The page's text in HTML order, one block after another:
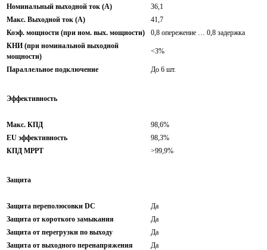
Номинальный выходной ток (A)
36,1
Макс. Выходной ток (A)
41,7
Коэф. мощности (при ном. вых. мощности)
0,8 опережение … 0,8 задержка
КНИ (при номинальной выходной
мощности)
<3%
Параллельное подключение До 6 шт.
Эффективность
Макс. КПД
98,6%
EU эффективность
98,3%
КПД MPPT
>99,9%
Защита
Защита переполюсовки DC
Да
Защита от короткого замыкания
Да
Защита от перегрузки по выходу
Да
Защита от выходного перенапряжения
Да